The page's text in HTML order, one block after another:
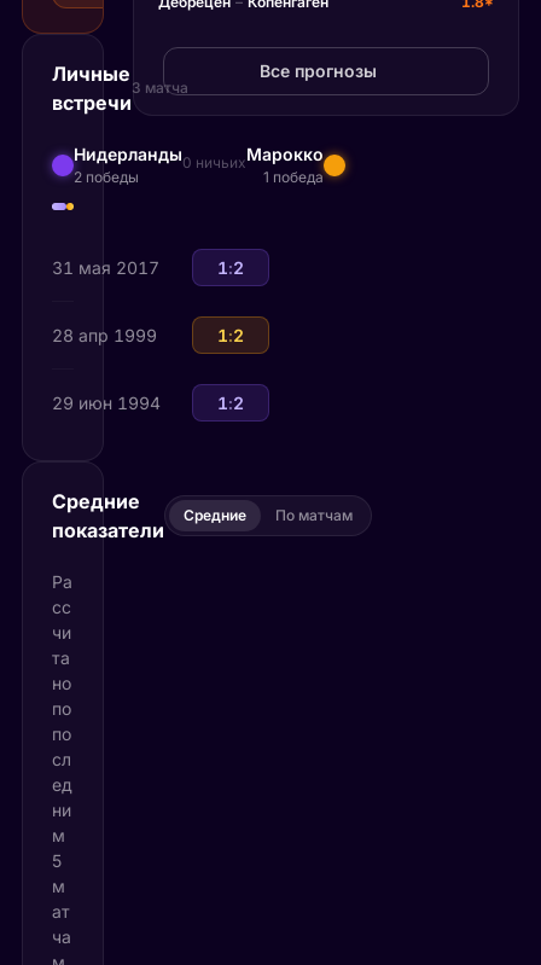
Личные
встречи
3 матча
Нидерланды
2 победы
0 ничьихМарокко
1 победа
31 мая 2017 Марокко
1:2
28 апр 1999 Нидерланды
1:2
29 июн 1994 Марокко
1:2
Средние
показатели
Средние По матчам
Ра
сс
чи
та
но
по
по
сл
ед
ни
м
5
м
ат
ча
Все прогнозы